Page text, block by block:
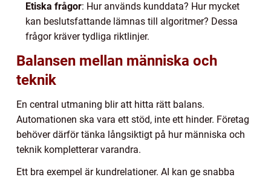
Etiska frågor: Hur används kunddata? Hur mycket
kan beslutsfattande lämnas till algoritmer? Dessa
frågor kräver tydliga riktlinjer.
Balansen mellan människa och
teknik
En central utmaning blir att hitta rätt balans.
Automationen ska vara ett stöd, inte ett hinder. Företag
behöver därför tänka långsiktigt på hur människa och
teknik kompletterar varandra.
Ett bra exempel är kundrelationer. AI kan ge snabba